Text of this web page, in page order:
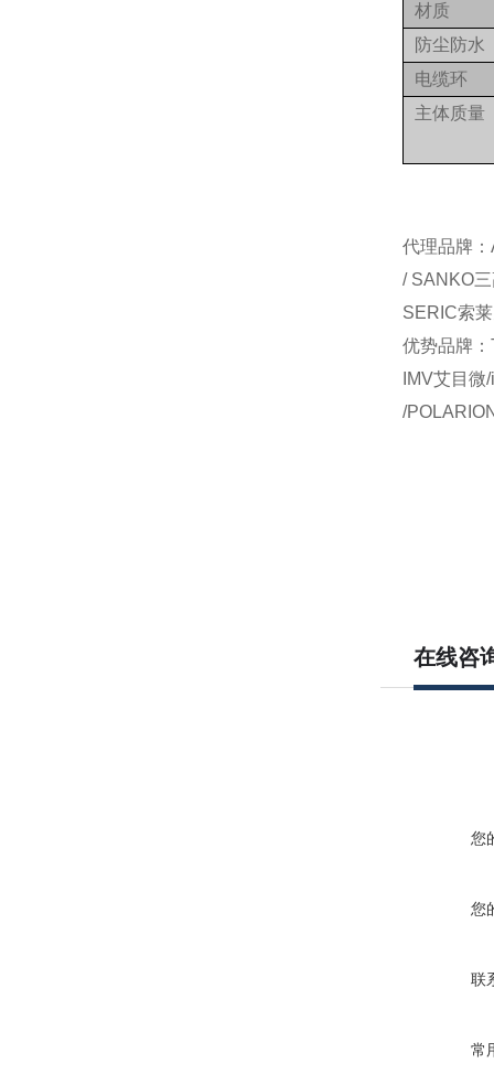
材质
防尘防水
电缆环
主体质量
代理品牌
/ SANKO
SERIC索
优势品牌
IMV艾目
/
在线咨
您
您
联
常